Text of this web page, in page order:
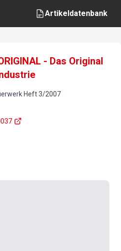
Artikeldatenbank
- Das Original
Heft3/2007